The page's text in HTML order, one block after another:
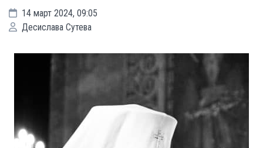
14 март 2024, 09:05
Десислава Сутева